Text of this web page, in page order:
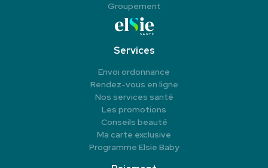
Groupement
Services
Envoi ordonnance
Rendez-vous en ligne
Nos services santé
Les promotions
Conseils beauté
Ma carte exclusive
Programme Elsie Baby